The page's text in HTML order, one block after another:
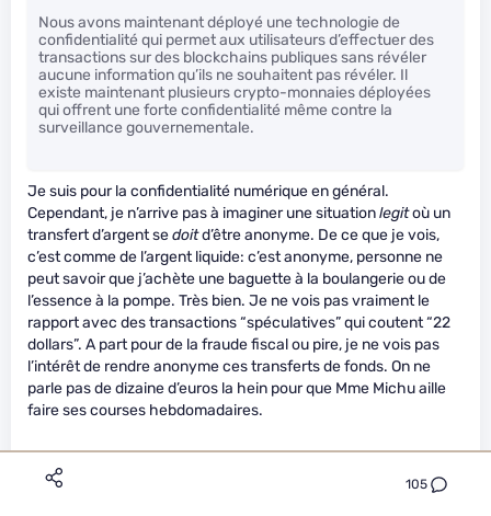
105
Nous avons maintenant déployé une technologie de
confidentialité qui permet aux utilisateurs d’effectuer des
transactions sur des blockchains publiques sans révéler
aucune information qu’ils ne souhaitent pas révéler. Il
existe maintenant plusieurs crypto-monnaies déployées
qui offrent une forte confidentialité même contre la
surveillance gouvernementale.
Je suis pour la confidentialité numérique en général.
Cependant, je n’arrive pas à imaginer une situationlegitoù un
transfert d’argent sedoitd’être anonyme. De ce que je vois,
c’est comme de l’argent liquide: c’est anonyme, personne ne
peut savoir que j’achète une baguette à la boulangerie ou de
l’essence à la pompe. Très bien. Je ne vois pas vraiment le
rapport avec des transactions “spéculatives” qui coutent “22
dollars”. A part pour de la fraude fiscal ou pire, je ne vois pas
l’intérêt de rendre anonyme ces transferts de fonds. On ne
parle pas de dizaine d’euros la hein pour que Mme Michu aille
faire ses courses hebdomadaires.